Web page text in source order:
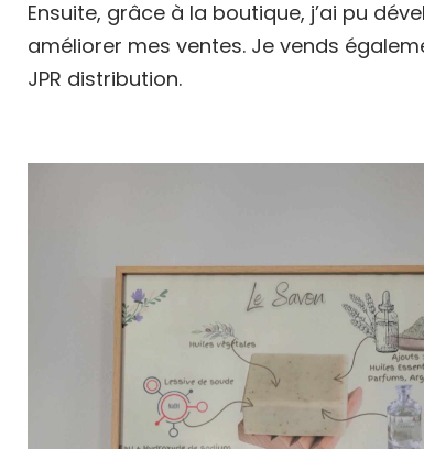
Ensuite, grâce à la boutique, j’ai pu
améliorer mes ventes. Je vends
JPR distribution.